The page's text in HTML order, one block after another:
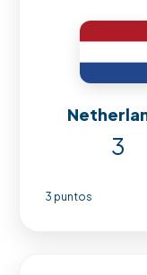
3
3 puntos